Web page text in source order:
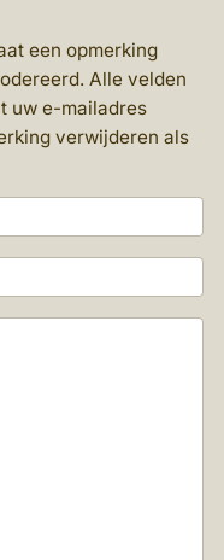
een opmerking
Alle velden
uw e-mailadres
verwijderen als